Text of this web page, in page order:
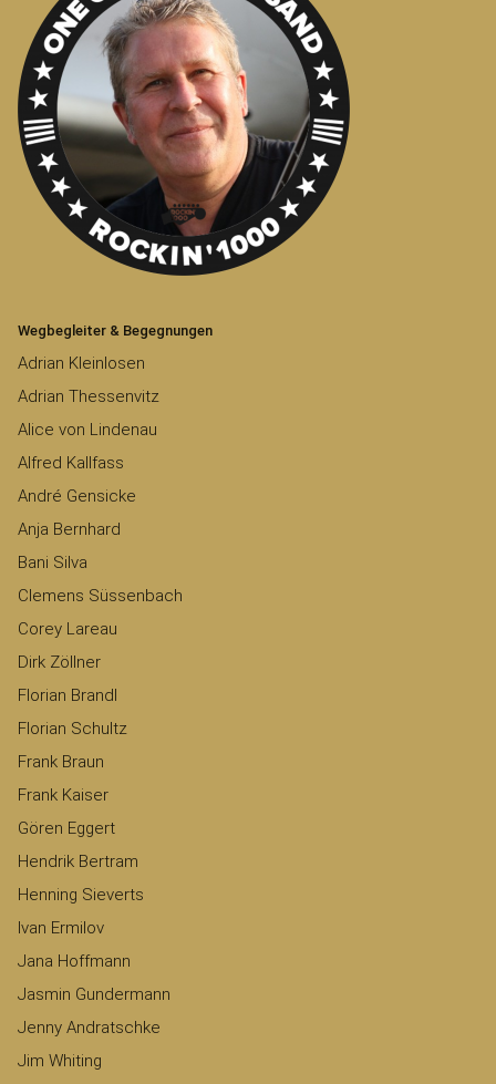
Wegbegleiter & Begegnungen
Adrian Kleinlosen
Adrian Thessenvitz
Alice von Lindenau
Alfred Kallfass
André Gensicke
Anja Bernhard
Bani Silva
Clemens Süssenbach
Corey Lareau
Dirk Zöllner
Florian Brandl
Florian Schultz
Frank Braun
Frank Kaiser
Gören Eggert
Hendrik Bertram
Henning Sieverts
Ivan Ermilov
Jana Hoffmann
Jasmin Gundermann
Jenny Andratschke
Jim Whiting